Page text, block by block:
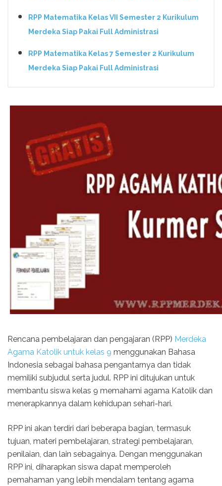
RPP Matematika Kelas VII Semester 2 Kurikulum
Merdeka Siap Pakai Full Administrasi
RPP Matematika Kelas 7 Semester 2 Kurikulum
Merdeka Siap Pakai Full Administrasi
Rencana pembelajaran dan pengajaran (RPP) Merdeka
Agama Katolik untuk kelas 9 menggunakan Bahasa
Indonesia sebagai bahasa pengantarnya dan tidak
memiliki subjudul serta judul. RPP ini ditujukan untuk
membantu siswa kelas 9 memahami agama Katolik dan
menerapkannya dalam kehidupan sehari-hari.
RPP ini akan terdiri dari beberapa bagian, termasuk
tujuan, materi pembelajaran, strategi pembelajaran,
penilaian, dan lain sebagainya. Dengan menggunakan
RPP ini, diharapkan siswa dapat memperoleh
pemahaman yang lebih mendalam tentang agama